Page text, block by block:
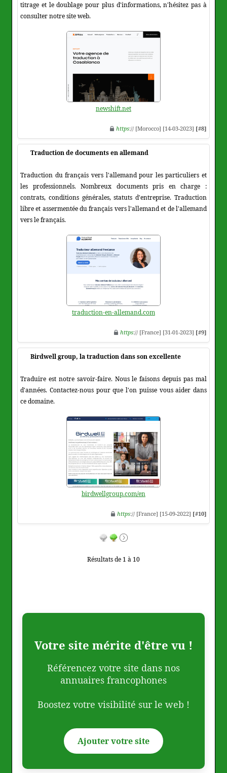
titrage et le doublage pour plus d'informations, n'hésitez pas à
consulter notre site web.
newshift.net
https:// [Morocco] [14-03-2023] [#8]
Traduction de documents en allemand
Traduction du français vers l'allemand pour les particuliers et
les professionnels. Nombreux documents pris en charge :
contrats, conditions générales, statuts d'entreprise. Traduction
libre et assermentée du français vers l'allemand et de l'allemand
vers le français.
traduction-en-allemand.com
https:// [France] [31-01-2023] [#9]
Birdwell group, la traduction dans son excellente
Traduire est notre savoir-faire. Nous le faisons depuis pas mal
d'années. Contactez-nous pour que l'on puisse vous aider dans
ce domaine.
birdwellgroup.com/en
https:// [France] [15-09-2022] [#10]
Résultats de 1 à 10
Votre site mérite d'être vu !
Référencez votre site dans nos
annuaires francophones
Boostez votre visibilité sur le web !
Ajouter votre site